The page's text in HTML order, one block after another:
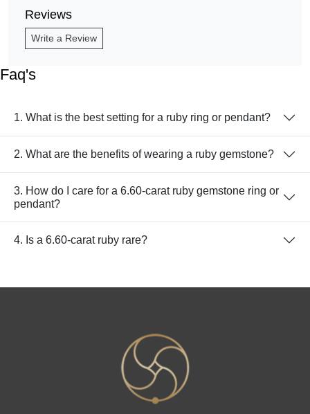
Reviews
Write a Review
Faq's
1. What is the best setting for a ruby ring or pendant?
2. What are the benefits of wearing a ruby gemstone?
3. How do I care for a 6.60-carat ruby gemstone ring or
pendant?
4. Is a 6.60-carat ruby rare?